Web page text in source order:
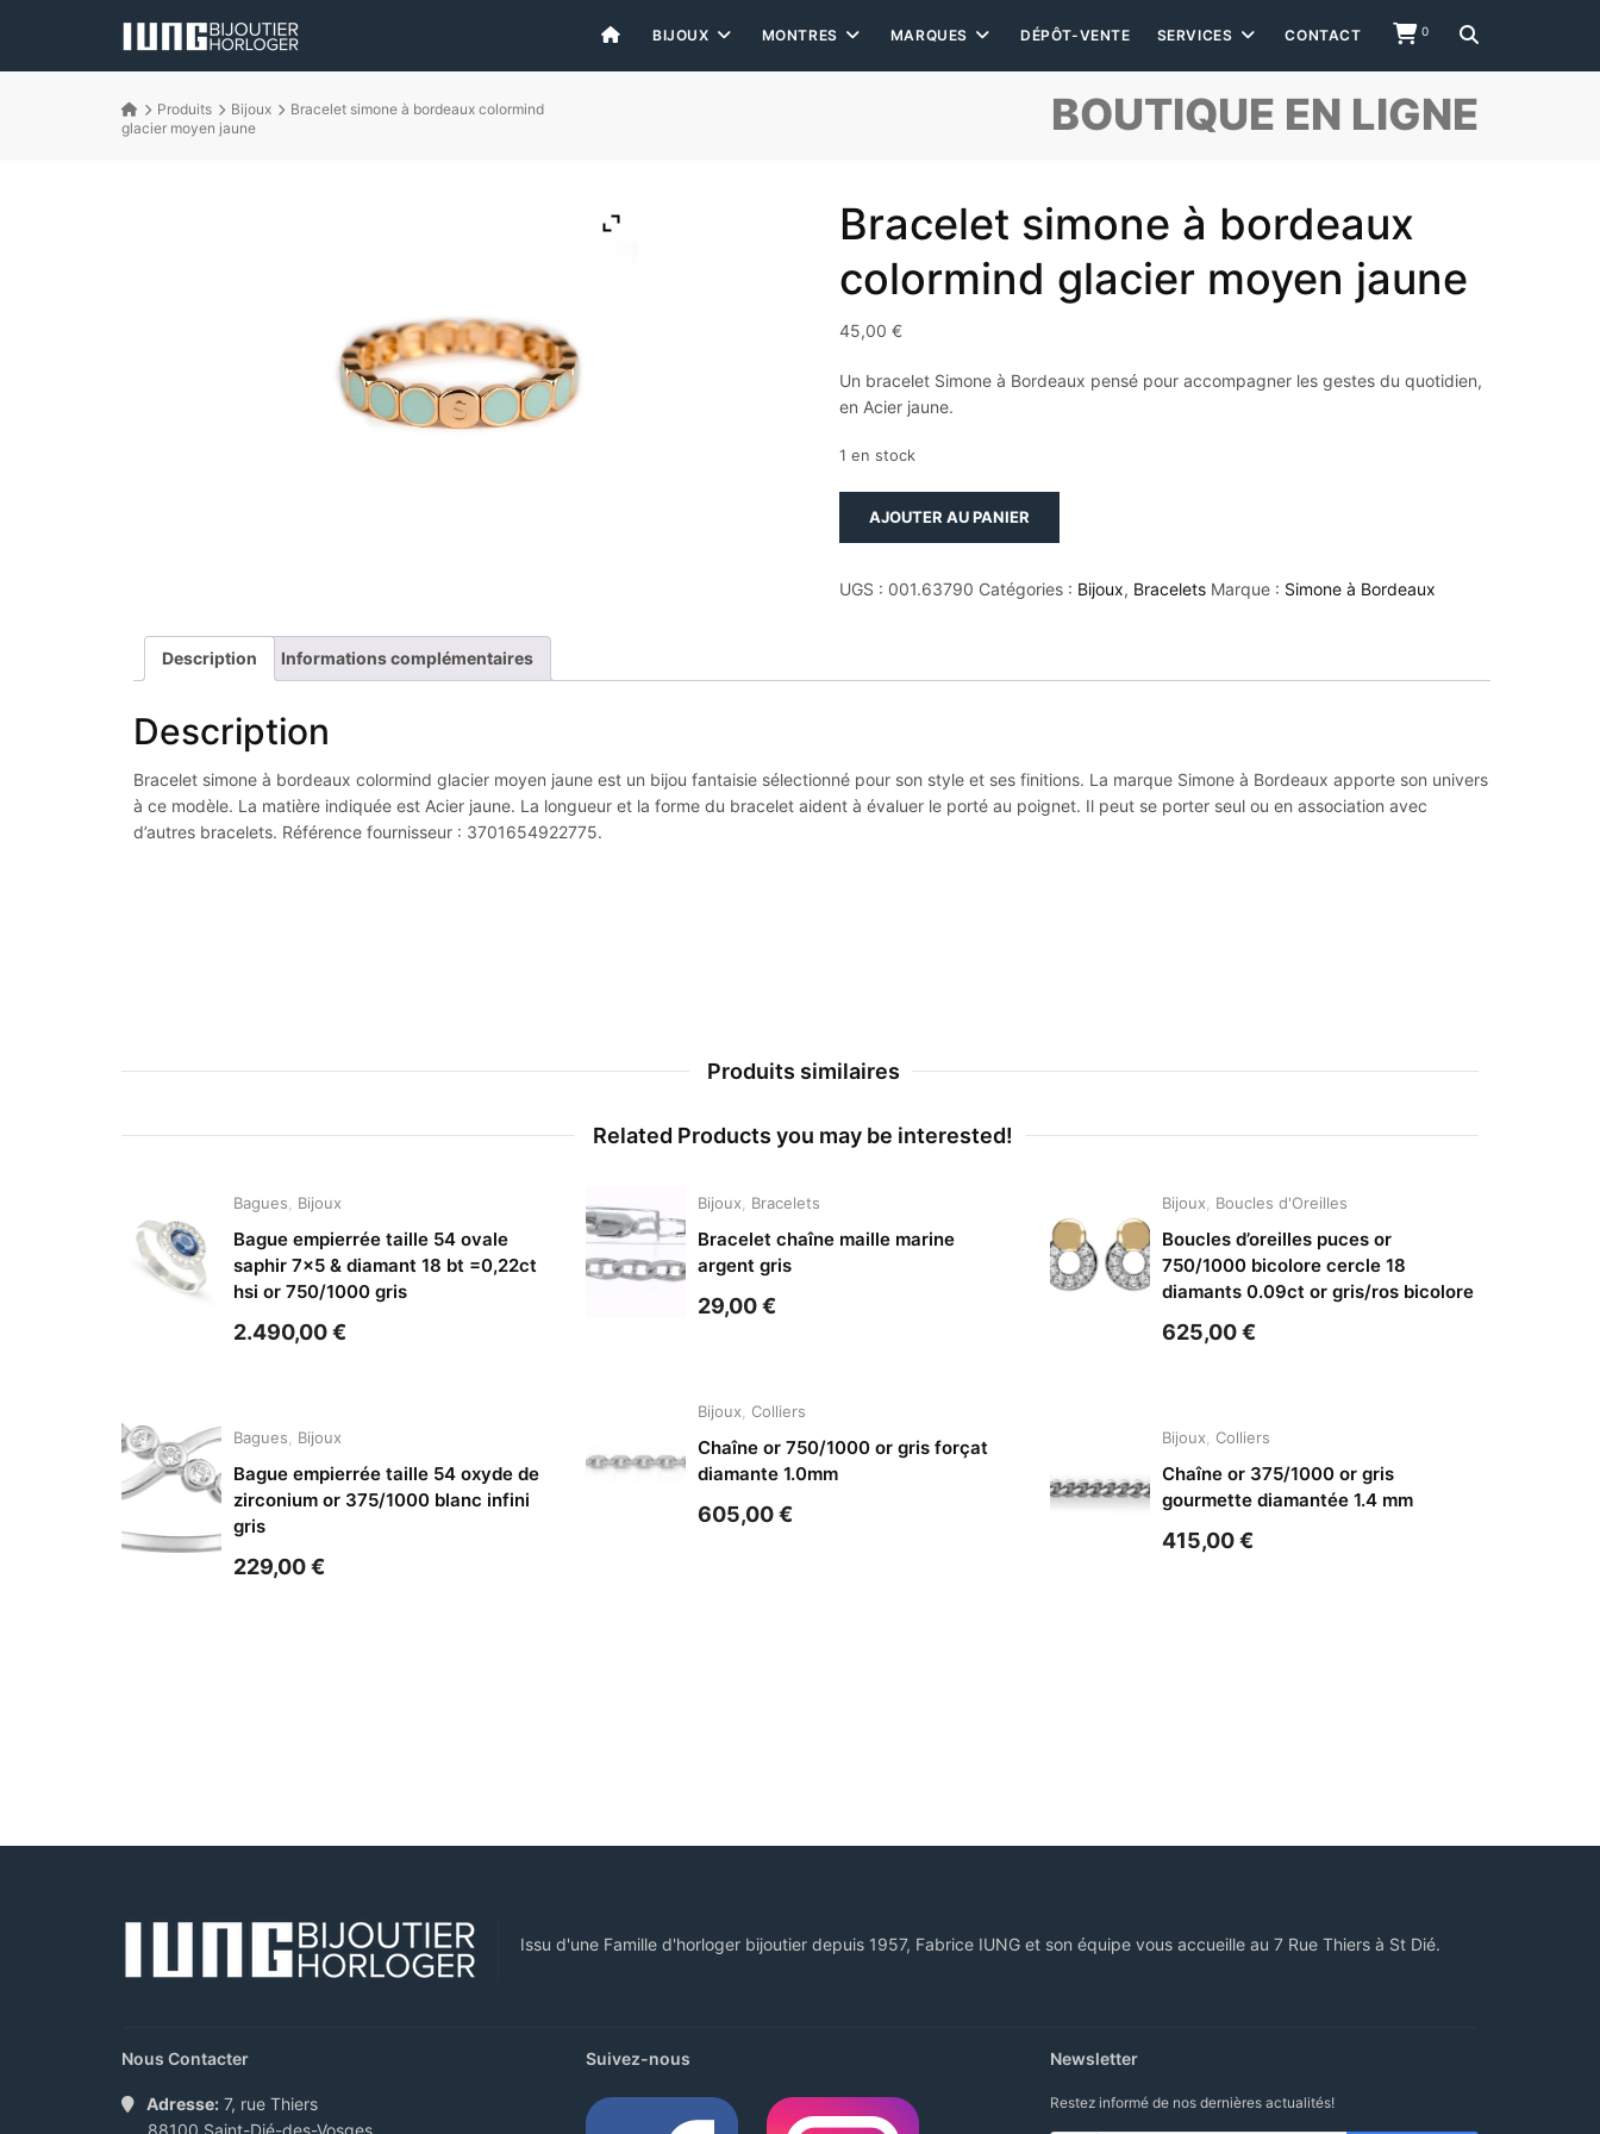
0
BIJOUX MONTRES MARQUES DÉPÔT-VENTE SERVICES CONTACT
BOUTIQUE EN LIGNE
Produits Bijoux
Bracelet simone à bordeaux colormind
glacier moyen jaune
Bracelet simone à bordeaux
colormind glacier moyen jaune
45,00 €
Un bracelet Simone à Bordeaux pensé pour accompagner les gestes du quotidien,
en Acier jaune.
1 en stock
simone
glacier
AJOUTER AU PANIER
UGS : 001.63790 Catégories : Bijoux, Bracelets Marque : Simone à Bordeaux
Description Informations complémentaires
Description
Bracelet simone à bordeaux colormind glacier moyen jaune est un bijou fantaisie sélectionné pour son style et ses finitions. La marque Simone à Bordeaux apporte son univers
à ce modèle. La matière indiquée est Acier jaune. La longueur et la forme du bracelet aident à évaluer le porté au poignet. Il peut se porter seul ou en association avec
d’autres bracelets. Référence fournisseur : 3701654922775.
Produits similaires
Related Products you may be interested!
Bagues Bijoux
Bague empierrée taille 54 ovale
saphir 7×5 & diamant 18 bt =0,22ct
hsi or 750/1000 gris
2.490,00€
Bagues Bijoux
Bague empierrée taille 54 oxyde de
zirconium or 375/1000 blanc infini
gris
229,00€
Bijoux Bracelets
Bracelet chaîne maille marine
argent gris
29,00€
Bijoux Colliers
Chaîne or 750/1000 or gris forçat
diamante 1.0mm
605,00€
Bijoux Boucles d'Oreilles
Boucles d’oreilles puces or
750/1000 bicolore cercle 18
diamants 0.09ct or gris/ros bicolore
625,00€
Bijoux Colliers
Chaîne or 375/1000 or gris
gourmette diamantée 1.4 mm
415,00€
Issu d'une Famille d'horloger bijoutier depuis 1957, Fabrice IUNG et son équipe vous accueille au 7 Rue Thiers à St Dié.
Nous Contacter
Adresse: 7, rue Thiers
88100 Saint-Dié-des-Vosges
Suivez-nous Newsletter
Restez informé de nos dernières actualités!